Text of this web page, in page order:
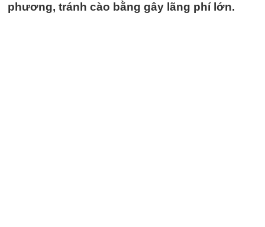
phương, tránh cào bằng gây lãng phí lớn.